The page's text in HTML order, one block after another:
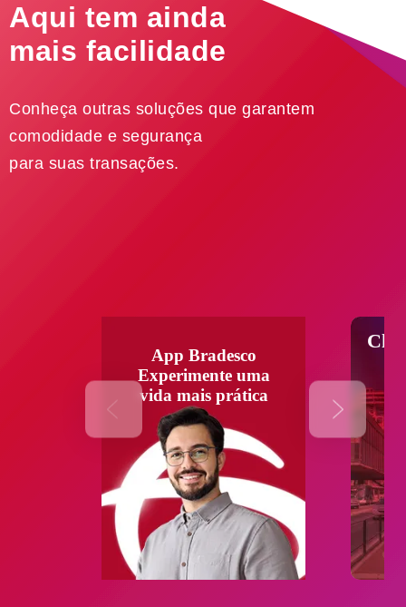
Aqui tem ainda
mais facilidade
Conheça outras soluções que garantem
comodidade e segurança
para suas transações.
App Bradesco
Experimente uma
vida mais prática